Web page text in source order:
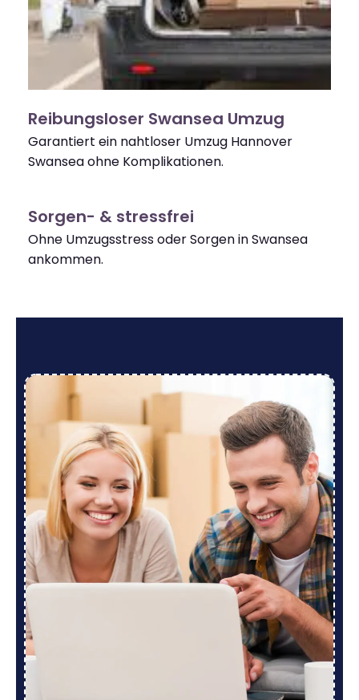
Reibungsloser Swansea Umzug
Garantiert ein nahtloser Umzug Hannover
Swansea ohne Komplikationen.
Sorgen- & stressfrei
Ohne Umzugsstress oder Sorgen in Swansea
ankommen.